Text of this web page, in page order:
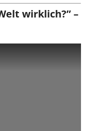
wirklich?” –